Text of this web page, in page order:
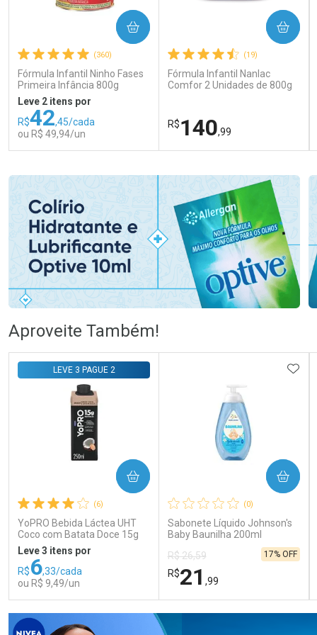
(360)
Fórmula Infantil Ninho Fases
Primeira Infância 800g
Leve 2 itens por
R$42,45/cada
ou R$ 49,94/un
COMPRAR
Comprar sem Desconto
Por R$ 49,94/cada
Comprar sem Desconto
Por R$ 49,94/cada
(19)
Fórmula Infantil Nanlac
Comfor 2 Unidades de 800g
R$140,99
COMPRAR
Laboratório
Comprar sem Desconto
Por Menos
Comprar sem Desconto
Aproveite Também!
(6)
YoPRO Bebida Láctea UHT
Coco com Batata Doce 15g
de proteínas 250ml
LEVE 3 PAGUE 2
Leve 3 itens por
R$6,33/cada
ou R$ 9,49/un
COMPRAR
FECHAR
FECHAR
(0)
Sabonete Líquido Johnson's
Baby Baunilha 200ml
R$ 26,59
R$21 ,99
17% OFF
COMPRAR